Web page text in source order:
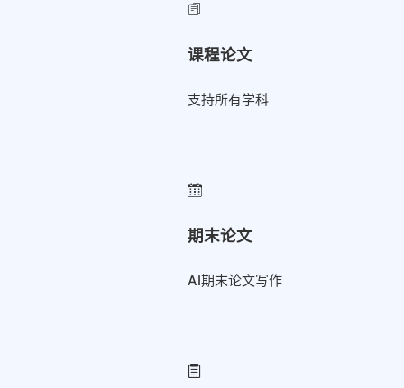
课程论文
支持所有学科
期末论文
AI期末论文写作